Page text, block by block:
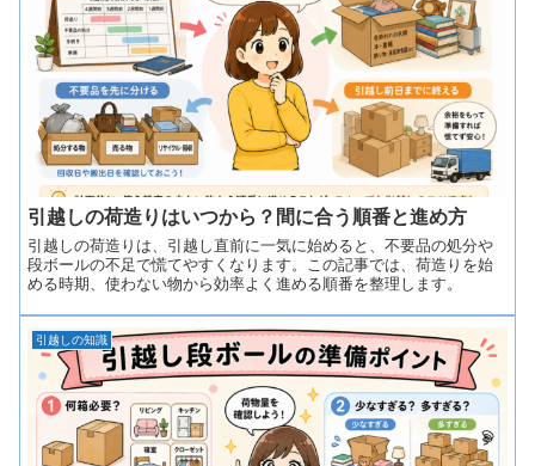
引越しの荷造りはいつから？間に合う順番と進め方
引越しの荷造りは、引越し直前に一気に始めると、不要品の処分や
段ボールの不足で慌てやすくなります。この記事では、荷造りを始
める時期、使わない物から効率よく進める順番を整理します。
引越しの知識